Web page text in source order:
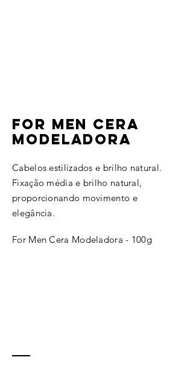
for men cera
modeLadora
Cabelos estilizados e brilho natural.
Fixação média e brilho natural,
proporcionando movimento e
elegância.
For Men Cera Modeladora - 100g